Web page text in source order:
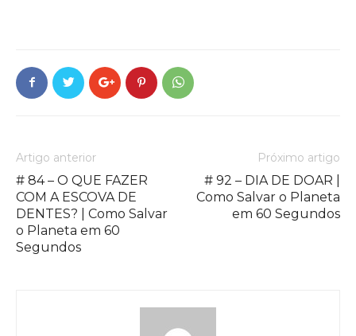
Artigo anterior
# 84 – O QUE FAZER
COM A ESCOVA DE
DENTES? | Como Salvar
o Planeta em 60
Segundos
Próximo artigo
# 92 – DIA DE DOAR |
Como Salvar o Planeta
em 60 Segundos